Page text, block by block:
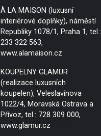
À LA MAISON (luxusní
interiérové doplňky), náměstí
Republiky 1078/1, Praha 1, tel.:
233 322 563,
www.alamaison.cz
KOUPELNY GLAMUR
(realizace luxusních
koupelen), Veleslavínova
1022/4, Moravská Ostrava a
Přívoz, tel.: 728 309 000,
www.glamur.cz